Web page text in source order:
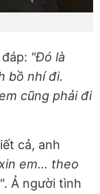
"Đó là
bồ nhí đi.
cũng phải đi
cả, anh
em… theo
. Ả người tình